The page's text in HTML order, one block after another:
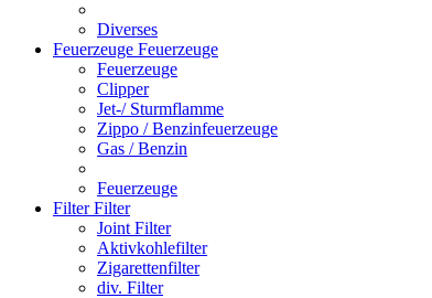
Diverses
Feuerzeuge Feuerzeuge
Feuerzeuge
Clipper
Jet-/ Sturmflamme
Zippo / Benzinfeuerzeuge
Gas / Benzin
Feuerzeuge
FilterFilter
Joint Filter
Aktivkohlefilter
Zigarettenfilter
div. Filter